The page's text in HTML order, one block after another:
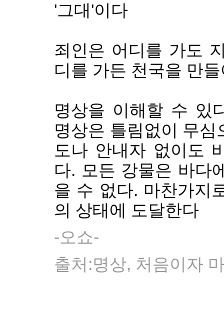
'그대'이다
죄인은 어디를 가도
디를 가든 천국을 만
명상을 이해할 수 있
명상은 틀림없이 무
도나 안내자 없이도
다. 모든 강물은 바다
을 수 없다. 마찬가지
의 상태에 도달한다
-오쇼-
출처:명상, 처음이자